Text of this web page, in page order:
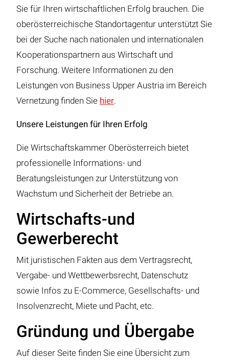
Sie für Ihren wirtschaftlichen Erfolg brauchen. Die
oberösterreichische Standortagentur unterstützt Sie
bei der Suche nach nationalen und internationalen
Kooperationspartnern aus Wirtschaft und
Forschung. Weitere Informationen zu den
Leistungen von Business Upper Austria im Bereich
Vernetzung finden Sie hier.
Unsere Leistungen für Ihren Erfolg
Die Wirtschaftskammer Oberösterreich bietet
professionelle Informations- und
Beratungsleistungen zur Unterstützung von
Wachstum und Sicherheit der Betriebe an.
Wirtschafts-und
Gewerberecht
Mit juristischen Fakten aus dem Vertragsrecht,
Vergabe- und Wettbewerbsrecht, Datenschutz
sowie Infos zu E-Commerce, Gesellschafts- und
Insolvenzrecht, Miete und Pacht, etc.
Gründung und Übergabe
Auf dieser Seite finden Sie eine Übersicht zum